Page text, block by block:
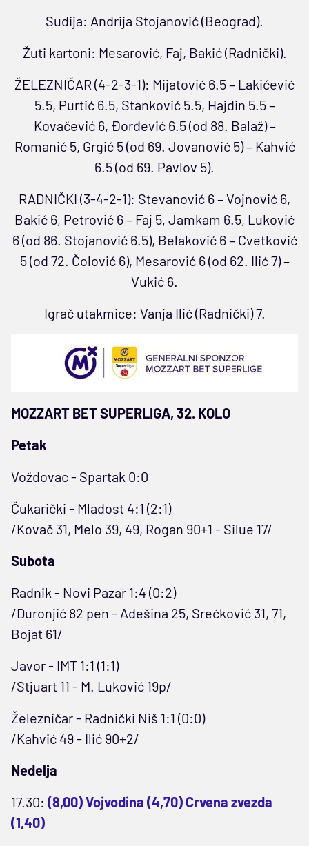
Sudija: Andrija Stojanović (Beograd).
Žuti kartoni: Mesarović, Faj, Bakić (Radnički).
ŽELEZNIČAR (4-2-3-1): Mijatović 6.5 – Lakićević
5.5, Purtić 6.5, Stanković 5.5, Hajdin 5.5 –
Kovačević 6, Đorđević 6.5 (od 88. Balaž) –
Romanić 5, Grgić 5 (od 69. Jovanović 5) – Kahvić
6.5 (od 69. Pavlov 5).
RADNIČKI (3-4-2-1): Stevanović 6 – Vojnović 6,
Bakić 6, Petrović 6 – Faj 5, Jamkam 6.5, Luković
6 (od 86. Stojanović 6.5), Belaković 6 – Cvetković
5 (od 72. Čolović 6), Mesarović 6 (od 62. Ilić 7) –
Vukić 6.
Igrač utakmice: Vanja Ilić (Radnički) 7.
MOZZART BET SUPERLIGA, 32. KOLO
Petak
Voždovac - Spartak 0:0
Čukarički - Mladost 4:1 (2:1)
/Kovač 31, Melo 39, 49, Rogan 90+1 - Silue 17/
Subota
Radnik - Novi Pazar 1:4 (0:2)
/Duronjić 82 pen - Adešina 25, Srećković 31, 71,
Bojat 61/
Javor - IMT 1:1 (1:1)
/Stjuart 11 - M. Luković 19p/
Železničar - Radnički Niš 1:1 (0:0)
/Kahvić 49 - Ilić 90+2/
Nedelja
17.30: (8,00) Vojvodina (4,70) Crvena zvezda
(1,40)